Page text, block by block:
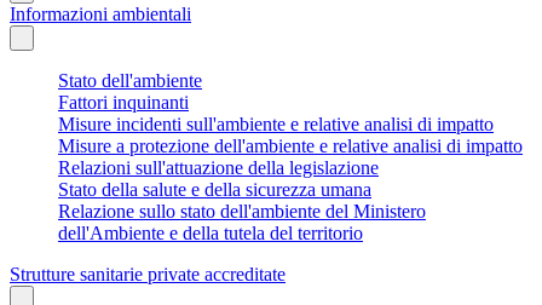
Informazioni ambientali
Stato dell'ambiente
Fattori inquinanti
Misure incidenti sull'ambiente e relative analisi di impatto
Misure a protezione dell'ambiente e relative analisi di impatto
Relazioni sull'attuazione della legislazione
Stato della salute e della sicurezza umana
Relazione sullo stato dell'ambiente del Ministero
dell'Ambiente e della tutela del territorio
Strutture sanitarie private accreditate